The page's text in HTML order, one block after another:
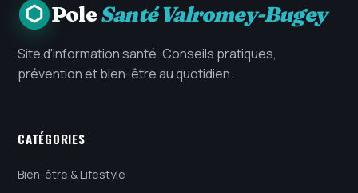
PoleSanté Valromey-Bugey
Site d'information santé. Conseils pratiques,
prévention et bien-être au quotidien.
CATÉGORIES
Bien-être & Lifestyle